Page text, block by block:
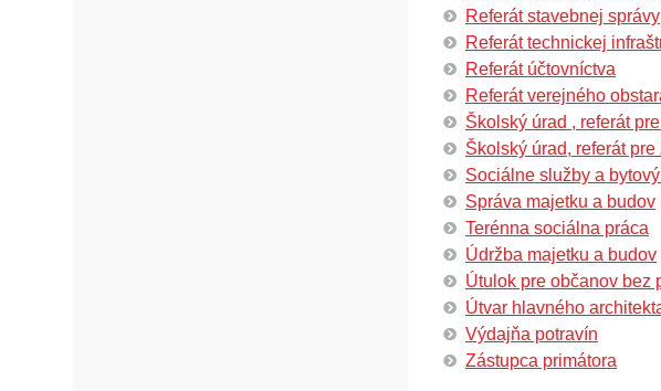
Referát stavebnej správy
Referát technickej
Referát účtovníctva
Referát verejného
Školský úrad , referát
Školský úrad, referát pre
Sociálne služby a
Správa majetku a budov
Terénna sociálna práca
Údržba majetku a budov
Útulok pre občanov bez
Útvar hlavného
Výdajňa potravín
Zástupca primátora